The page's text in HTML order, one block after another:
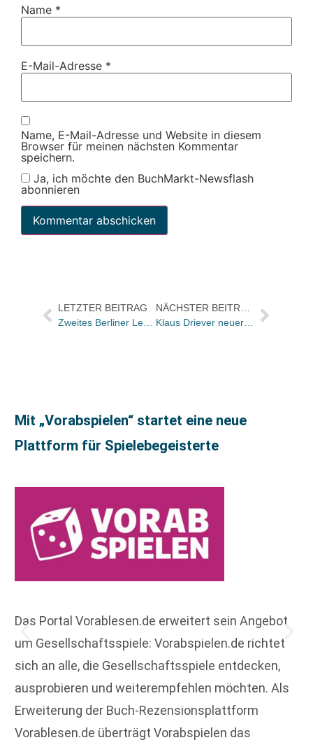
Name *
E-Mail-Adresse *
Name, E-Mail-Adresse und Website in diesem
Browser für meinen nächsten Kommentar
speichern.
Ja, ich möchte den BuchMarkt-Newsflash
abonnieren
LETZTER BEITRAG
Zweites Berliner Leserattenfest
Mit „Vorabspielen“ startet eine neue
Plattform für Spielebegeisterte
Das Portal Vorablesen.de erweitert sein Angebot
um Gesellschaftsspiele: Vorabspielen.de richtet
sich an alle, die Gesellschaftsspiele entdecken,
ausprobieren und weiterempfehlen möchten. Als
Erweiterung der Buch-Rezensionsplattform
Vorablesen.de überträgt Vorabspielen das